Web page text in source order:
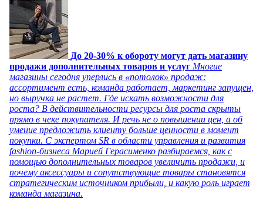
До 20-30% к обороту могут дать магазину
продажи дополнительных товаров и услуг Многие
магазины сегодня уперлись в «потолок» продаж:
ассортимент есть, команда работает, маркетинг запущен,
но выручка не растет. Где искать возможности для
роста? В действительности ресурсы для роста скрыты
прямо в чеке покупателя. И речь не о повышении цен, а об
умение предложить клиенту больше ценности в момент
покупки. С экспертом SR в области управления и развития
fashion-бизнеса Марией Герасименко разбираемся, как с
помощью дополнительных товаров увеличить продажи, и
почему аксессуары и сопутствующие товары становятся
стратегическим источником прибыли, и какую роль играет
команда магазина.